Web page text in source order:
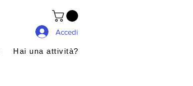
Accedi
Hai una attività?